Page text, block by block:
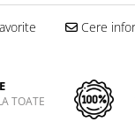
Cere
TOATE